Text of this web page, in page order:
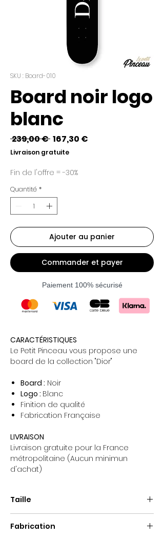
SKU : Board-010
Board noir logo
blanc
239,00 € Prix
original
167,30 €
Livraison gratuite
Fin de l'offre = -30%
Quantité *
Ajouter au panier
Commander et payer
Paiement 100% sécurisé
CARACTÉRISTIQUES
Le Petit Pinceau vous propose une
board de la collection "Dior"
Board : Noir
Logo : Blanc
Finition de qualité
Fabrication Française
LIVRAISON
Livraison gratuite pour la France
métropolitaine (Aucun minimun
d'achat)
Taille
Largeur : 20cm
Fabrication